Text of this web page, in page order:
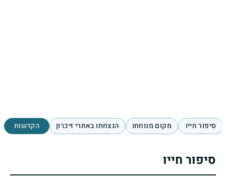
סיפור חייו מקום מנוחתו הנצחתו באתרי זיכרון הקדשות
סיפור חייו